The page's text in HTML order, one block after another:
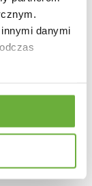
danymi